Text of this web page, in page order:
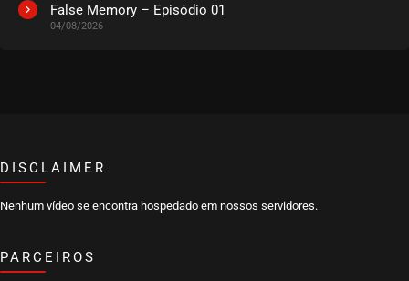
False Memory – Episódio 01
04/08/2026
DISCLAIMER
Nenhum vídeo se encontra hospedado em nossos servidores.
PARCEIROS